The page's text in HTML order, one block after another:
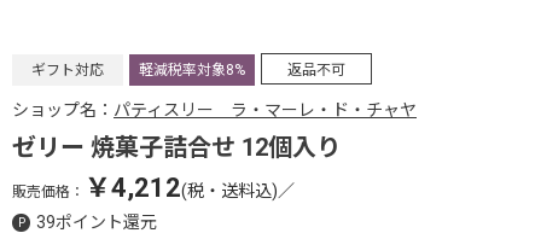
ギフト対応 軽減税率対象8% 返品不可
ショップ名： パティスリー ラ・マーレ・ド・チャヤ
ゼリー 焼菓子詰合せ 12個入り
販売価格： ￥4,212(税・送料込)／
39ポイント還元